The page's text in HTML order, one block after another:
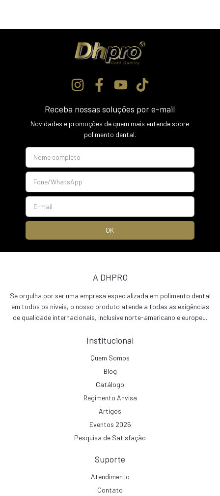
Receba nossas soluções por e-mail
Novidades e promoções de quem mais entende sobre
polimento dental.
A DHPRO
Se orgulha por ser uma empresa especializada em polimento dental
em todos os níveis, o nosso produto atende a todas as exigências
de qualidade internacionais, inclusive norte-americano e europeu.
Institucional
Quem Somos
Blog
Catálogo
Regimento Anvisa
Artigos
Eventos 2026
Pesquisa de Satisfação
Suporte
Atendimento
Contato